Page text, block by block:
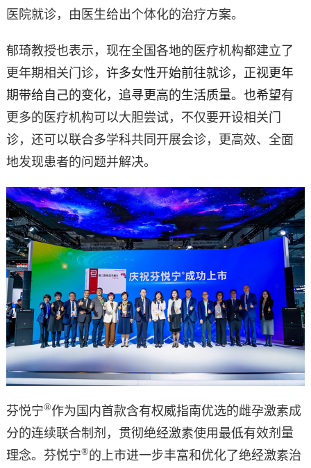
医院就诊，由医生给出个体化的治疗方案。
郁琦教授也表示，现在全国各地的医疗机构都建立了
更年期相关门诊， 许多女性开始前往就诊，正视更年
期带给自己的变化，追寻更高的生活质量。也希望有
更多的医疗机构可以大胆尝试，不仅要开设相关门
诊，还可以联合多学科共同开展会诊，更高效、全面
地发现患者的问题并解决。
芬悦宁®作为国内首款含有权威指南优选的雌孕激素成
分的连续联合制剂，贯彻绝经激素使用最低有效剂量
理念。芬悦宁®的上市进一步丰富和优化了绝经激素治